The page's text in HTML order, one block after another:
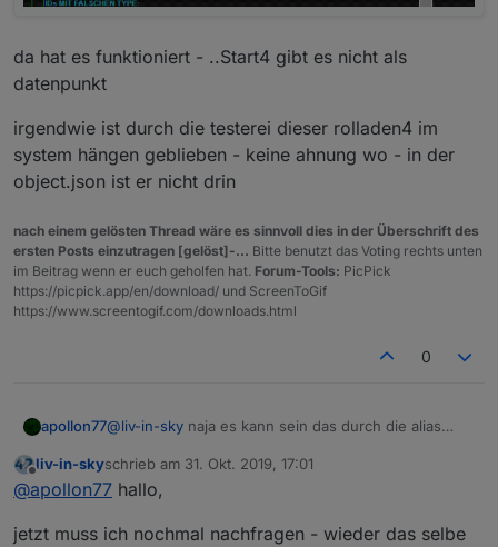
da hat es funktioniert - ..Start4 gibt es nicht als
datenpunkt
irgendwie ist durch die testerei dieser rolladen4 im
system hängen geblieben - keine ahnung wo - in der
object.json ist er nicht drin
nach einem gelösten Thread wäre es sinnvoll dies in der Überschrift des
ersten Posts einzutragen [gelöst]-... Bitte benutzt das Voting rechts unten
im Beitrag wenn er euch geholfen hat. Forum-Tools: PicPick
https://picpick.app/en/download/ und ScreenToGif
https://www.screentogif.com/downloads.html
0
apollon77@liv-in-sky naja es kann sein das durch die alias
einen Wert hat aber kein Objekt existiert. Damit an
sich undefinierter Zustand.
Offline
liv-in-skyschrieb am 31. Okt. 2019, 17:01
zuletzt editiert von
@apollon77 hallo,
jetzt muss ich nochmal nachfragen - wieder das selbe